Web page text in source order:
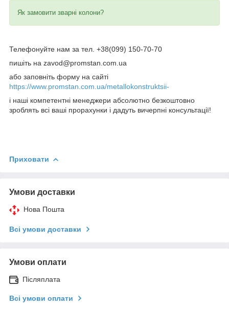
Як замовити зварні колони?
Телефонуйте нам за тел. +38(099) 150-70-70
пишіть на zavod@promstan.com.ua
або заповніть форму на сайті
https://www.promstan.com.ua/metallokonstruktsii-
і наші компетентні менеджери абсолютно безкоштовно
зроблять всі ваші прорахунки і дадуть вичерпні консультації!
Приховати
Умови доставки
Нова Пошта
Всі умови доставки
Умови оплати
Післяплата
Всі умови оплати